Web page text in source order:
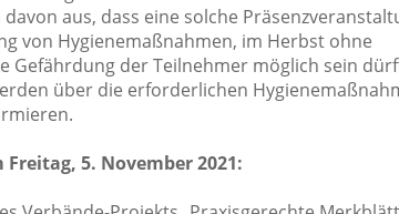
il
e
n
aus, dass eine solche
von Hygienemaßnahmen, im Herbst ohne
Gefährdung der Teilnehmer möglich sein
über die erforderlichen
5. November 2021: